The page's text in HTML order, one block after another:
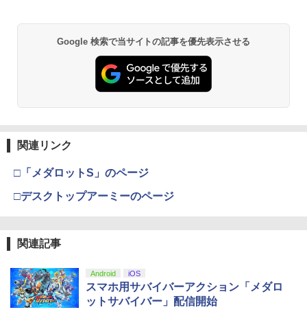
Google 検索で当サイトの記事を優先表示させる
関連リンク
□「メダロットS」のページ
□デスクトップアーミーのページ
関連記事
Android iOS
スマホ用サバイバーアクション「メダロ
ットサバイバー」配信開始